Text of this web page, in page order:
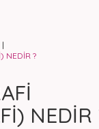
NEDİR ?
NEDİR